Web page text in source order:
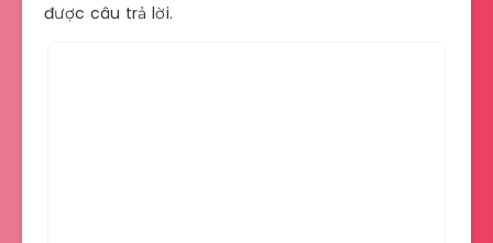
được câu trả lời.